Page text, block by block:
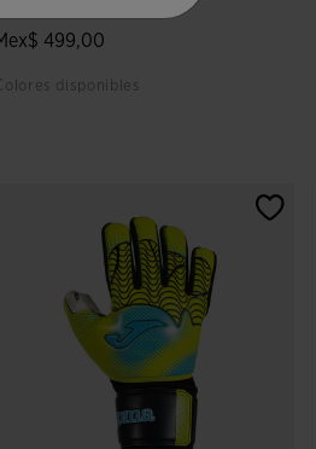
499,00
disponibles